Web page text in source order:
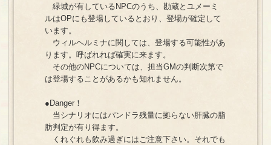
緑城が有しているNPCのうち、勘蔵とユメーミ
ルはOPにも登場しているとおり、登場が確定して
います。
ウィルヘルミナに関しては、登場する可能性があ
ります。呼ばれれば確実に来ます。
その他のNPCについては、担当GMの判断次第で
は登場することがあるかも知れません。
●Danger！
当シナリオにはパンドラ残量に拠らない肝臓の脂
肪判定が有り得ます。
くれぐれも飲み過ぎにはご注意下さい。それでも